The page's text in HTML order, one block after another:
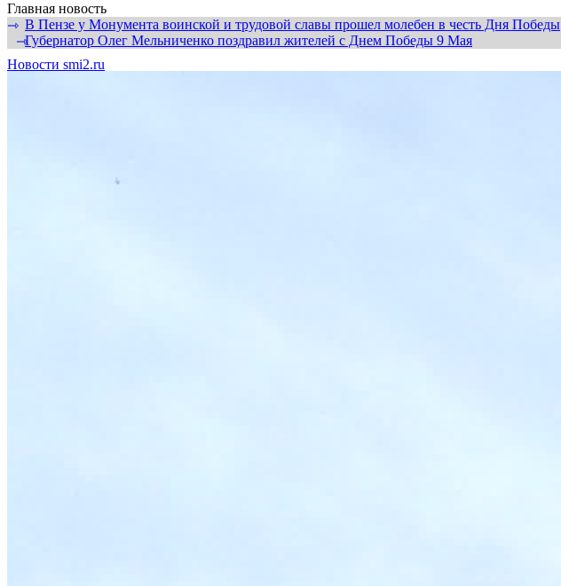
Главная новость
⇾ В Пензе у Монумента воинской и трудовой славы прошел молебен в честь Дня Победы
⇾Губернатор Олег Мельниченко поздравил жителей с Днем Победы 9 Мая
Новости smi2.ru